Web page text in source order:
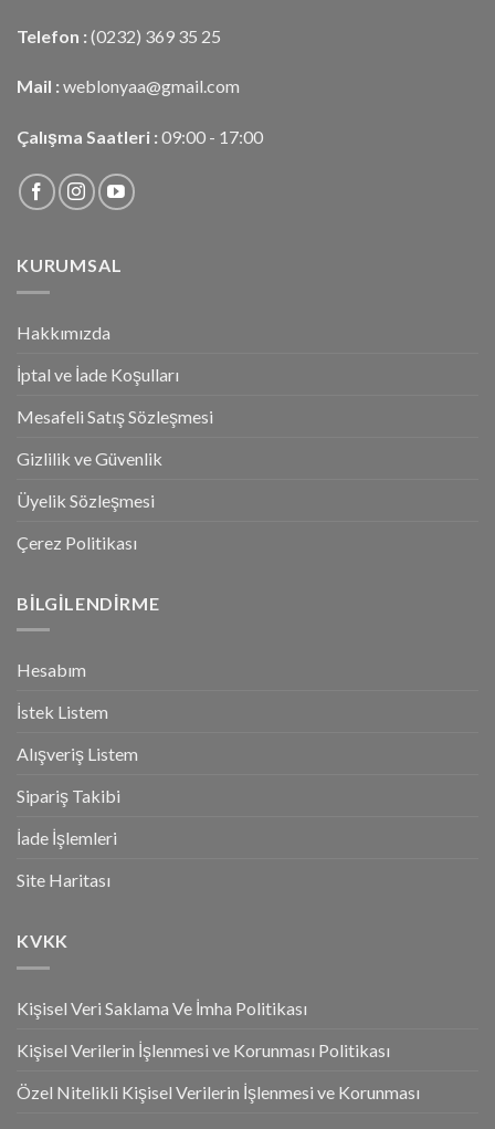
Telefon : (0232) 369 35 25
Mail : weblonyaa@gmail.com
Çalışma Saatleri : 09:00 - 17:00
KURUMSAL
Hakkımızda
İptal ve İade Koşulları
Mesafeli Satış Sözleşmesi
Gizlilik ve Güvenlik
Üyelik Sözleşmesi
Çerez Politikası
BILGILENDIRME
Hesabım
İstek Listem
Alışveriş Listem
Sipariş Takibi
İade İşlemleri
Site Haritası
KVKK
Kişisel Veri Saklama Ve İmha Politikası
Kişisel Verilerin İşlenmesi ve Korunması Politikası
Özel Nitelikli Kişisel Verilerin İşlenmesi ve Korunması